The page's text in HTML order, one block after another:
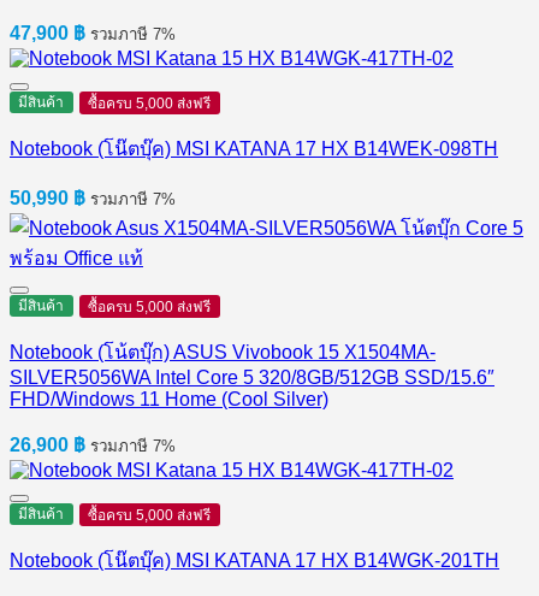
47,900 ฿ รวมภาษี 7%
มีสินค้า ซื้อครบ 5,000 ส่งฟรี
Notebook (โน๊ตบุ๊ค) MSI KATANA 17 HX B14WEK-098TH
50,990 ฿ รวมภาษี 7%
มีสินค้า ซื้อครบ 5,000 ส่งฟรี
Notebook (โน้ตบุ๊ก) ASUS Vivobook 15 X1504MA-
SILVER5056WA Intel Core 5 320/8GB/512GB SSD/15.6″
FHD/Windows 11 Home (Cool Silver)
26,900 ฿ รวมภาษี 7%
มีสินค้า ซื้อครบ 5,000 ส่งฟรี
Notebook (โน๊ตบุ๊ค) MSI KATANA 17 HX B14WGK-201TH